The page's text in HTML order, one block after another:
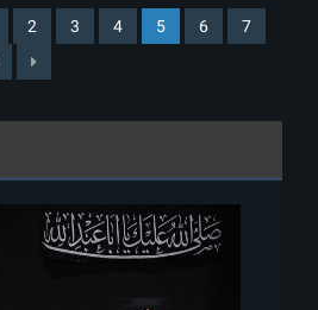
2 3 4 5 6
7